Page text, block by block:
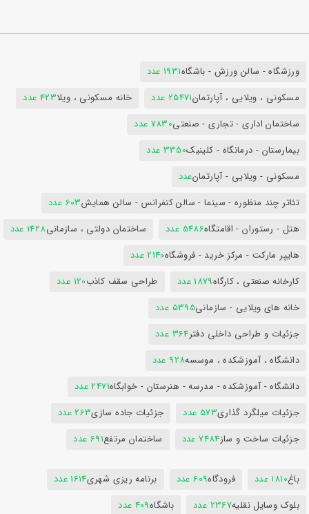
ورزشگاه - سالن ورزش - باشگاه1931 عدد
مسکونی ، ویلایی ، آپارتمان25471 عدد خانه مسکونی ، ویلا423 عدد
ساختمان اداری - تجاری - صنعتی7830 عدد
بیمارستان - درمانگاه - کلینیک3350 عدد
مسکونی - ویلایی - آپارتمانعدد
تئاتر چند منظوره - سینما - سالن کنفرانس - سالن همایش603 عدد
هتل - رستوران - اقامتگاه5486 عدد ساختمان دولتی ، سازمانی1428 عدد
هایپر مارکت - مرکز خرید - فروشگاه2140 عدد
کارخانه صنعتی ، کارگاه1879 عدد طراحی سقف کاذب120 عدد
خانه های ویلایی - سازمانی5395 عدد
جزئیات و طراحی داخلی دفتر364 عدد
دانشگاه ، آموزشکده ، موسسه928 عدد
دانشگاه - آموزشکده - مدرسه - هنرستان - خوابگاه2471 عدد
جزئیات میلگرد گذاری573 عدد جزئیات جاده سازی263 عدد
جزئیات ساخت و ساز7484 عدد ساختمان مرتفع691 عدد
باغ1810 عدد فرودگاه609 عدد برنامه ریزی شهری1614 عدد
بلوک وسایل نقلیه2367 عدد باشگاه409 عدد